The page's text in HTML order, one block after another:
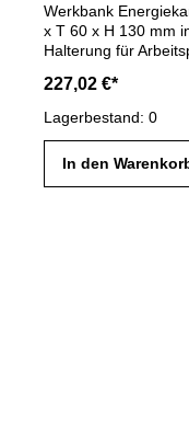
Werkbank
x T 60 x H 130 mm
Halterung für
komplett bestückt mit
Steckdosenleiste,
Steckdose mit Ein-/
2000 mm Farbe:
7035
227,02 €*
Lagerbestand: 0
In den